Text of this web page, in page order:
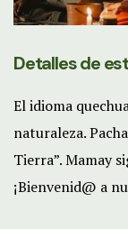
Detalles de
El idioma
naturaleza.
Tierra”. Mamay
¡Bienvenid@ a